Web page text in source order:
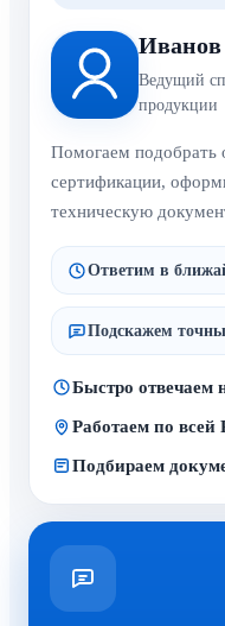
Ведущий
продукции
Помогаем подобрать
сертификации,
техническую
Ответим в
Подскажем
Быстро отвечаем
Работаем по всей
Подбираем